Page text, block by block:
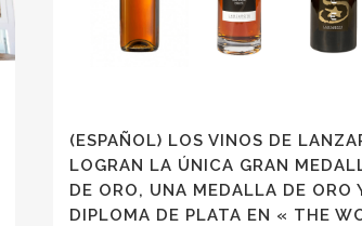
(ESPAÑOL) LOS VINOS DE
LOGRAN LA ÚNICA GRAN
DE ORO, UNA MEDALLA DE ORO
DIPLOMA DE PLATA EN « THE